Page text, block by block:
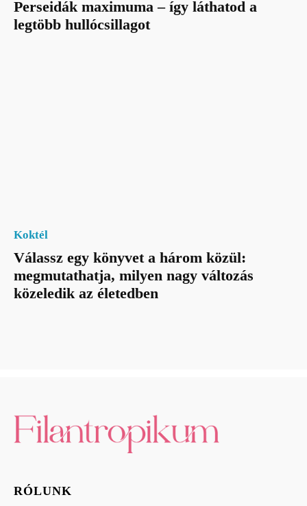
Perseidák maximuma – így láthatod a
legtöbb hullócsillagot
Koktél
Válassz egy könyvet a három közül:
megmutathatja, milyen nagy változás
közeledik az életedben
RÓLUNK